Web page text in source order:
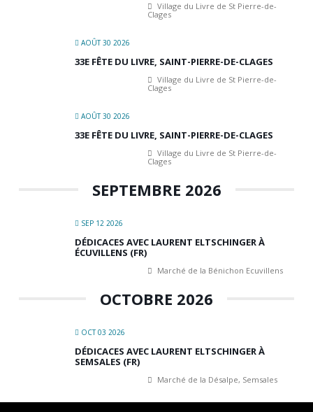
Village du Livre de St Pierre-de-
Clages
AOÛT 30 2026
33E FÊTE DU LIVRE, SAINT-PIERRE-DE-CLAGES
Village du Livre de St Pierre-de-
Clages
AOÛT 30 2026
33E FÊTE DU LIVRE, SAINT-PIERRE-DE-CLAGES
Village du Livre de St Pierre-de-
Clages
SEPTEMBRE 2026
SEP 12 2026
DÉDICACES AVEC LAURENT ELTSCHINGER À
ÉCUVILLENS (FR)
Marché de la Bénichon Ecuvillens
OCTOBRE 2026
OCT 03 2026
DÉDICACES AVEC LAURENT ELTSCHINGER À
SEMSALES (FR)
Marché de la Désalpe, Semsales